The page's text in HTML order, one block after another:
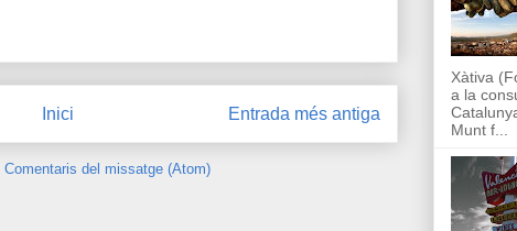
Entrada més antiga
Inici
Comentaris del missatge (Atom)
Xàtiva
a la
Munt f...